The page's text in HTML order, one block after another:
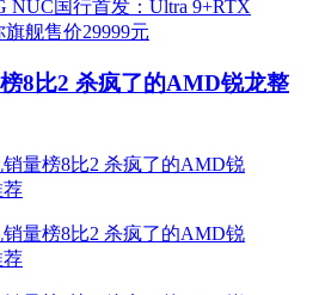
8比2 杀疯了的AMD锐龙整